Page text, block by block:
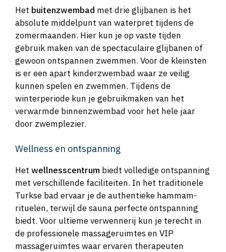
Het buitenzwembad met drie glijbanen is het
absolute middelpunt van waterpret tijdens de
zomermaanden. Hier kun je op vaste tijden
gebruik maken van de spectaculaire glijbanen of
gewoon ontspannen zwemmen. Voor de kleinsten
is er een apart kinderzwembad waar ze veilig
kunnen spelen en zwemmen. Tijdens de
winterperiode kun je gebruikmaken van het
verwarmde binnenzwembad voor het hele jaar
door zwemplezier.
Wellness en ontspanning
Het wellnesscentrum biedt volledige ontspanning
met verschillende faciliteiten. In het traditionele
Turkse bad ervaar je de authentieke hammam-
rituelen, terwijl de sauna perfecte ontspanning
biedt. Voor ultieme verwennerij kun je terecht in
de professionele massageruimtes en VIP
massageruimtes waar ervaren therapeuten